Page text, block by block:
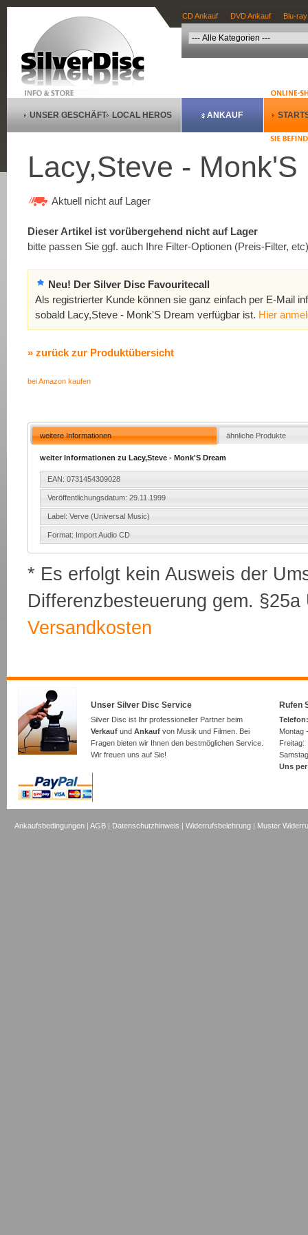
CD Ankauf DVD Ankauf Blu-
UNSER GESCHÄFT LOCAL HEROS ANKAUF
Lacy,Steve - Monk'S
Aktuell nicht auf Lager
Dieser Artikel ist vorübergehend nicht auf Lager
bitte passen Sie ggf. auch Ihre Filter-Optionen (Preis-Filter,
Neu! Der Silver Disc Favouritecall
Als registrierter Kunde können sie ganz einfach per E-Mail
sobald Lacy,Steve - Monk'S Dream verfügbar ist. Hier
» zurück zur Produktübersicht
bei Amazon kaufen
weitere Informationen ähnliche Produkte
weiter Informationen zu Lacy,Steve - Monk'S Dream
EAN: 0731454309028
Veröffentlichungsdatum: 29.11.1999
Label: Verve (Universal Music)
Format: Import Audio CD
* Es erfolgt kein Ausweis der
Differenzbesteuerung gem.
Versandkosten
Unser Silver Disc Service
Silver Disc ist Ihr professioneller Partner beim
Verkauf und Ankauf von Musik und Filmen. Bei
Fragen bieten wir Ihnen den bestmöglichen Service.
Wir freuen uns auf Sie!
Rufen
Montag
Uns
Ankaufsbedingungen |AGB | Datenschutzhinweis |Widerrufsbelehrung | Muster